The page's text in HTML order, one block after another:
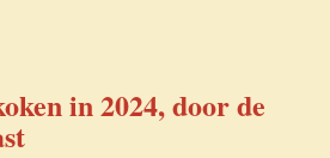
in 2024, door de